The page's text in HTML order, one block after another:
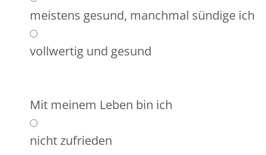
meistens gesund, manchmal sündige ich
vollwertig und gesund
Mit meinem Leben bin ich
nicht zufrieden